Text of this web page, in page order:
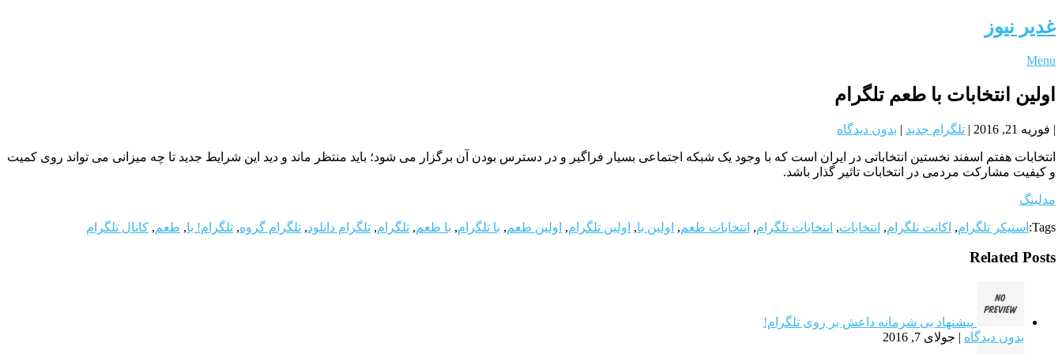
غدیر نیوز
Menu
اولین انتخابات با طعم تلگرام
| فوریه 21, 2016 | تلگرام جدید | بدون دیدگاه
انتخابات هفتم اسفند نخستین انتخاباتی در ایران است که با وجود یک شبکه اجتماعی بسیار فراگیر و در دسترس بودن آن برگزار می شود؛ باید منتظر ماند و دید این شرایط جدید تا چه میزانی می تواند روی کمیت
و کیفیت مشارکت مردمی در انتخابات تاثیر گذار باشد.
مدلینگ
Tags: استیکر تلگرام, اکانت تلگرام, انتخابات, انتخابات تلگرام, انتخابات طعم, اولین با, اولین تلگرام, اولین طعم, با تلگرام, با طعم, تلگرام, تلگرام دانلود, تلگرام گروه, تلگرام! با, طعم, کانال تلگرام
Related Posts
پیشنهاد بی شرمانه داعش بر روی تلگرام!
بدون دیدگاه | جولای 7, 2016